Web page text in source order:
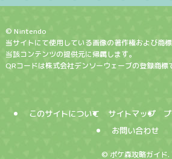
© Nintendo
当サイトにて使用している画像の著作権および商
当該コンテンツの提供元に帰属します。
QRコードは株式会社デンソーウェーブの登録商標
このサイトについて サイトマップ
お問い合わせ
© ポケ森攻略ガイド.